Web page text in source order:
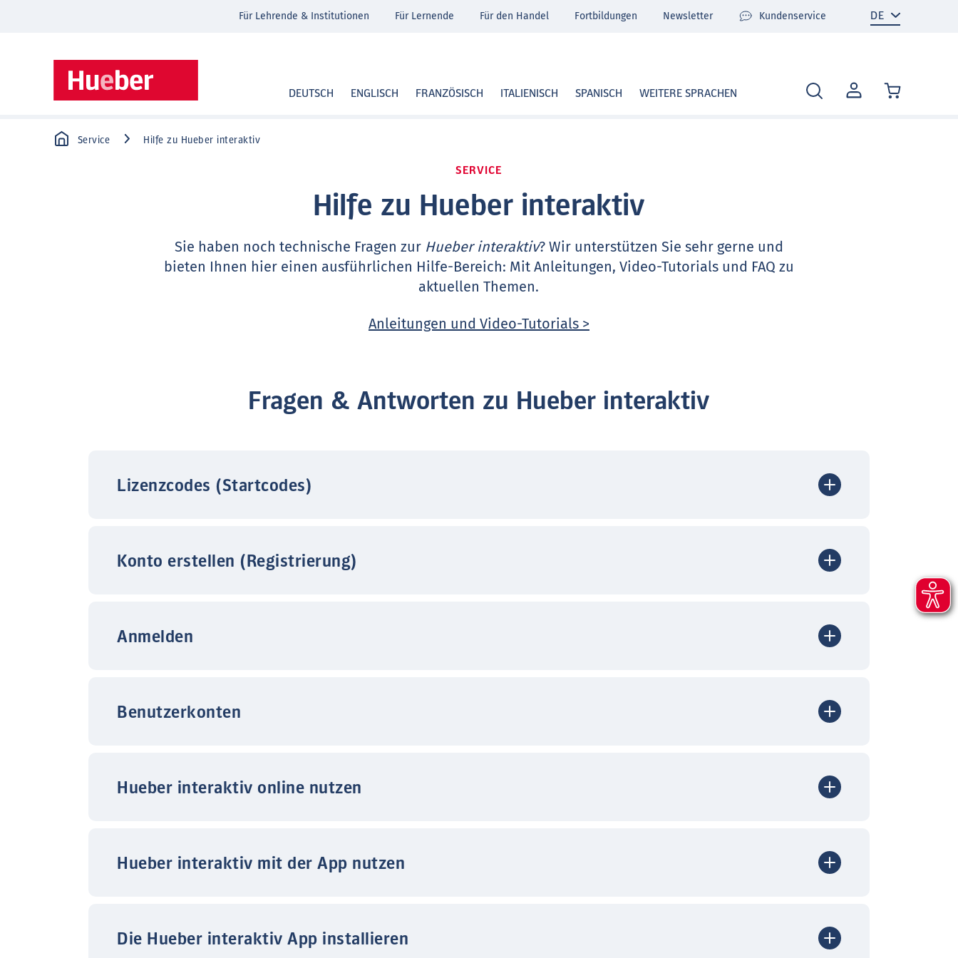
MEIN
KONTO
DEUTSCH ENGLISCH FRANZÖSISCH ITALIENISCH SPANISCH WEITERE SPRACHEN
Für Lehrende & Institutionen Für Lernende Für den Handel Fortbildungen Newsletter Kundenservice
Service Hilfe zu Hueber interaktiv
SERVICE
Hilfe zu Hueber interaktiv
Sie haben noch technische Fragen zur Hueber interaktiv? Wir unterstützen Sie sehr gerne und
bieten Ihnen hier einen ausführlichen Hilfe-Bereich: Mit Anleitungen, Video-Tutorials und FAQ zu
aktuellen Themen.
Anleitungen und Video-Tutorials >
Fragen & Antworten zu Hueber interaktiv
Lizenzcodes (Startcodes)
Konto erstellen (Registrierung)
Anmelden
Benutzerkonten
Hueber interaktiv online nutzen
Hueber interaktiv mit der App nutzen
Die Hueber interaktiv App installieren